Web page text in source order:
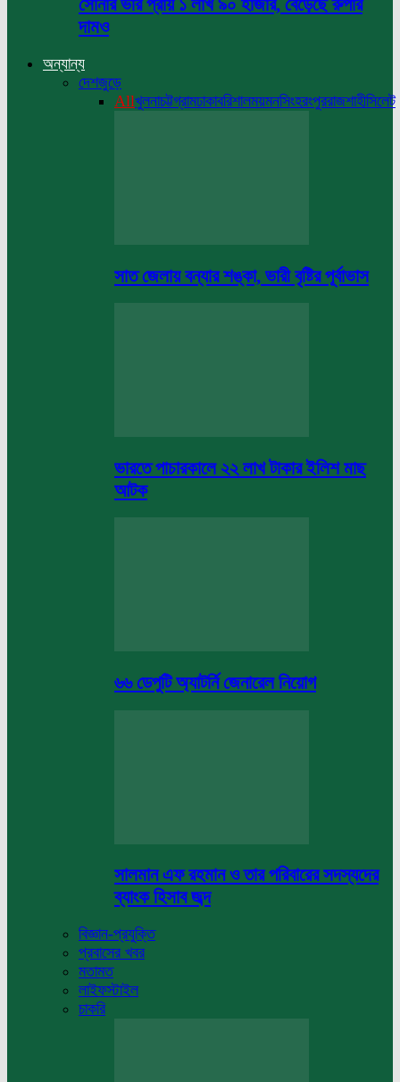
সোনার ভরি প্রায় ১ লাখ ৯০ হাজার, বেড়েছে রুপার
দামও
অন্যান্য
দেশজুড়ে
Allখুলনাচট্টগ্রামঢাকাবরিশালময়মনসিংহরংপুররাজশাহীসিলেট
সাত জেলায় বন্যার শঙ্কা, ভারী বৃষ্টির পূর্বাভাস
ভারতে পাচারকালে ২২ লাখ টাকার ইলিশ মাছ
আটক
৬৬ ডেপুটি অ্যাটর্নি জেনারেল নিয়োগ
সালমান এফ রহমান ও তার পরিবারের সদস্যদের
ব্যাংক হিসাব জব্দ
বিজ্ঞান-প্রযুক্তি
প্রবাসের খবর
মতামত
লাইফস্টাইল
চাকরি